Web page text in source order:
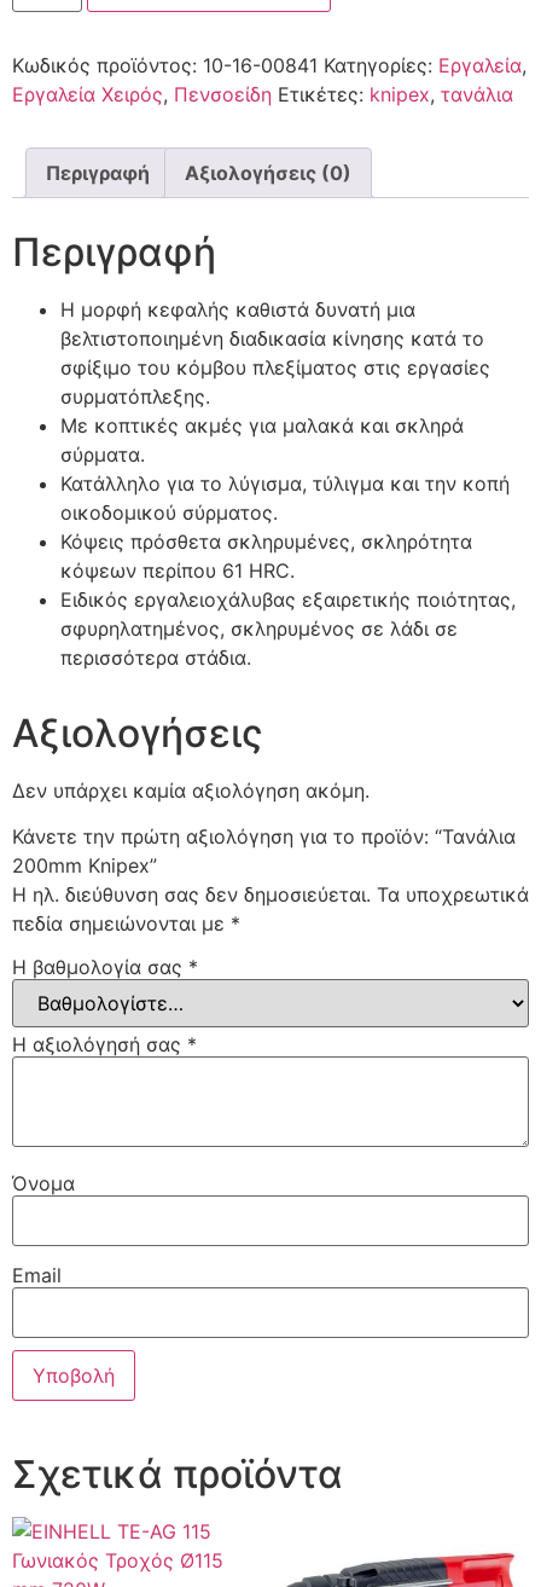
Κωδικός προϊόντος: 10-16-00841 Κατηγορίες: Εργαλεία,
Εργαλεία Χειρός, Πενσοείδη Ετικέτες: knipex, τανάλια
Περιγραφή Αξιολογήσεις (0)
Περιγραφή
Η μορφή κεφαλής καθιστά δυνατή μια
βελτιστοποιημένη διαδικασία κίνησης κατά το
σφίξιμο του κόμβου πλεξίματος στις εργασίες
συρματόπλεξης.
Με κοπτικές ακμές για μαλακά και σκληρά
σύρματα.
Κατάλληλο για το λύγισμα, τύλιγμα και την κοπή
οικοδομικού σύρματος.
Κόψεις πρόσθετα σκληρυμένες, σκληρότητα
κόψεων περίπου 61 HRC.
Ειδικός εργαλειοχάλυβας εξαιρετικής ποιότητας,
σφυρηλατημένος, σκληρυμένος σε λάδι σε
περισσότερα στάδια.
Αξιολογήσεις
Δεν υπάρχει καμία αξιολόγηση ακόμη.
Κάνετε την πρώτη αξιολόγηση για το προϊόν: “Τανάλια
200mm Knipex”
Η ηλ. διεύθυνση σας δεν δημοσιεύεται. Τα υποχρεωτικά
πεδία σημειώνονται με *
Η βαθμολογία σας *
Η αξιολόγησή σας *
Όνομα
Email
Σχετικά προϊόντα